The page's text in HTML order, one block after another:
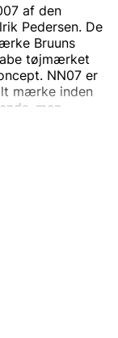
af den
Pedersen. De
Bruuns
tøjmærket
NN07 er
mærke inden
men
Navnet
og 07
Konceptet
har altid
i NN07s